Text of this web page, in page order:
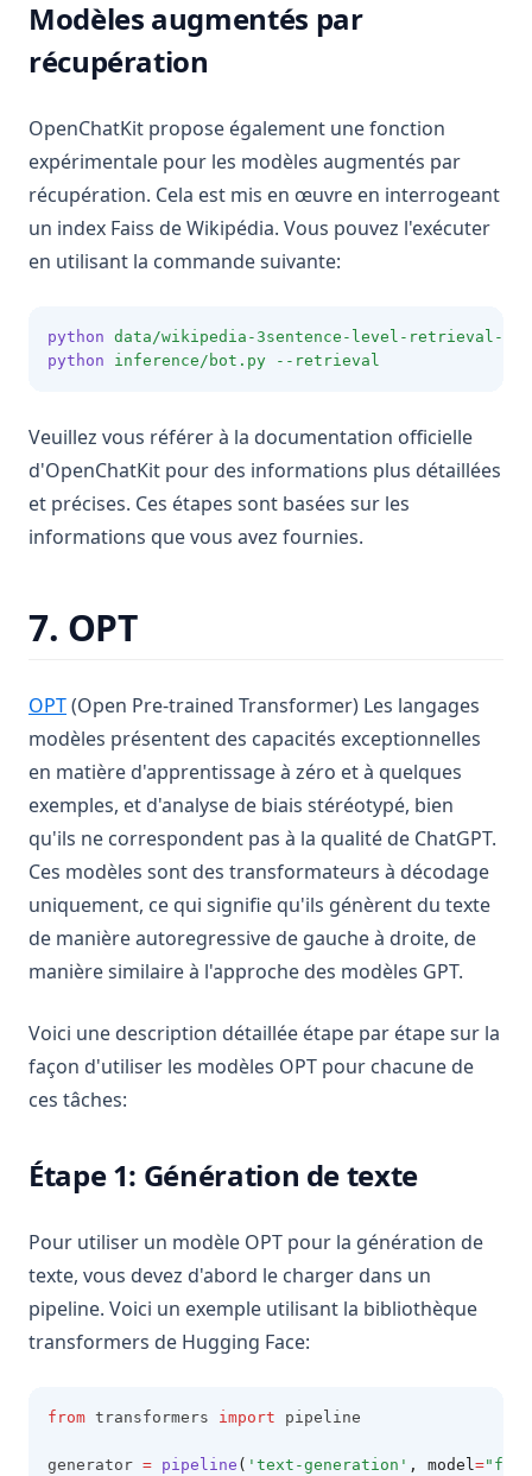
Modèles augmentés par
récupération
OpenChatKit propose également une fonction
expérimentale pour les modèles augmentés par
récupération. Cela est mis en œuvre en interrogeant
un index Faiss de Wikipédia. Vous pouvez l'exécuter
en utilisant la commande suivante:
python data/wikipedia-3sentence-level-retrieval-
python
inference/bot.py --retrieval
Veuillez vous référer à la documentation officielle
d'OpenChatKit pour des informations plus détaillées
et précises. Ces étapes sont basées sur les
informations que vous avez fournies.
7. OPT
OPT(opens in a new tab)
(Open Pre-trained Transformer) Les langages
modèles présentent des capacités exceptionnelles
en matière d'apprentissage à zéro et à quelques
exemples, et d'analyse de biais stéréotypé, bien
qu'ils ne correspondent pas à la qualité de ChatGPT.
Ces modèles sont des transformateurs à décodage
uniquement, ce qui signifie qu'ils génèrent du texte
de manière autoregressive de gauche à droite, de
manière similaire à l'approche des modèles GPT.
Voici une description détaillée étape par étape sur la
façon d'utiliser les modèles OPT pour chacune de
ces tâches:
Étape 1: Génération de texte
Pour utiliser un modèle OPT pour la génération de
texte, vous devez d'abord le charger dans un
pipeline. Voici un exemple utilisant la bibliothèque
transformers de Hugging Face:
from transformers import pipeline
generator = pipeline ( 'text-generation' , model=